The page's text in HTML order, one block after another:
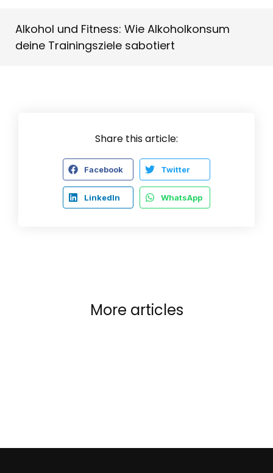
Alkohol und Fitness: Wie Alkoholkonsum
deine Trainingsziele sabotiert
Share this article:
Facebook Twitter
LinkedIn WhatsApp
More articles